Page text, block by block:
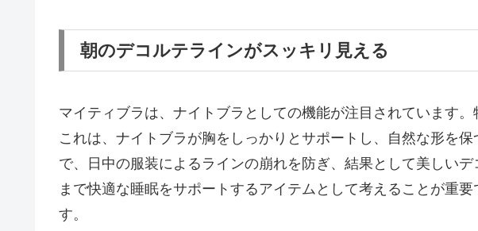
朝のデコルテラインがスッキリ見える
マイティブラは、ナイトブラとしての機能が注目されています
これは、ナイトブラが胸をしっかりとサポートし、自然な形を
で、日中の服装によるラインの崩れを防ぎ、結果として美しい
まで快適な睡眠をサポートするアイテムとして考えることが重
す。